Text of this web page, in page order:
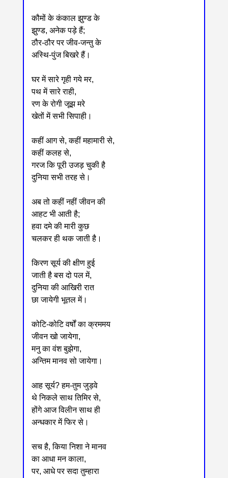
कौमों के कंकाल झुण्ड के
झुण्ड, अनेक पड़े हैं;
ठौर-ठौर पर जीव-जन्तु के
अस्थि-पुंज बिखरे हैं।
घर में सारे गृही गये मर,
पथ में सारे राही,
रण के रोगी जूझ मरे
खेतों में सभी सिपाही।
कहीं आग से, कहीं महामारी से,
कहीं कलह से,
गरज कि पूरी उजड़ चुकी है
दुनिया सभी तरह से।
अब तो कहीं नहीं जीवन की
आहट भी आती है;
हवा दमे की मारी कुछ
चलकर ही थक जाती है।
किरण सूर्य की क्षीण हुई
जाती है बस दो पल में,
दुनिया की आखिरी रात
छा जायेगी भूतल में।
कोटि-कोटि वर्षों का क्रममय
जीवन खो जायेगा,
मनु का वंश बुझेगा,
अन्तिम मानव सो जायेगा।
आह सूर्य? हम-तुम जुड़वे
थे निकले साथ तिमिर से,
होंगे आज विलीन साथ ही
अन्धकार में फिर से।
सच है, किया निशा ने मानव
का आधा मन काला,
पर, आधे पर सदा तुम्हारा